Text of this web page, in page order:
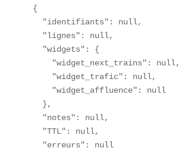
{
  "identifiants": null,
  "lignes": null,
  "widgets": {
    "widget_next_trains": null,
    "widget_trafic": null,
    "widget_affluence": null
  },
  "notes": null,
  "TTL": null,
  "erreurs": null